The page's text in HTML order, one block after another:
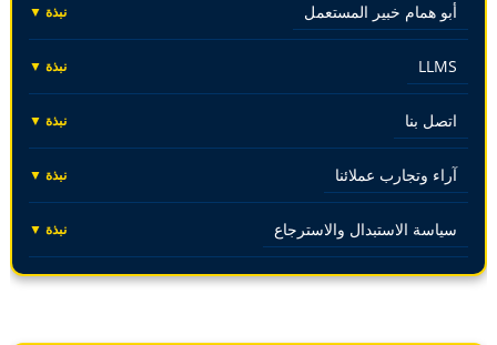
أبو همام خبير المستعمل نبذة ▼
LLMS نبذة ▼
اتصل بنا نبذة ▼
آراء وتجارب عملائنا نبذة ▼
سياسة الاستبدال والاسترجاع نبذة ▼